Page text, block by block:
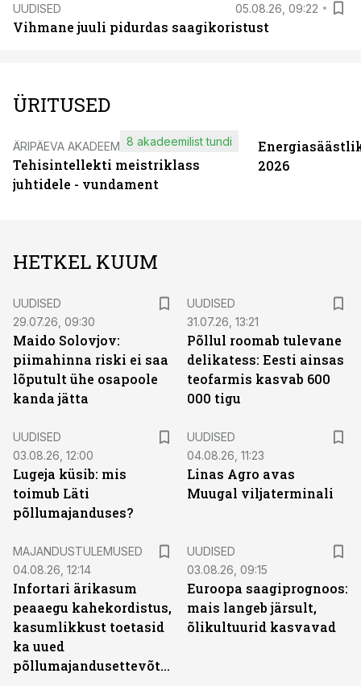
UUDISED 05.08.26, 09:22
Vihmane juuli pidurdas saagikoristust
ÜRITUSED
ÄRIPÄEVA AKADEEMIA
Tehisintellekti meistriklass
juhtidele - vundament
8 akadeemilist tundi
2026
HETKEL KUUM
UUDISED
29.07.26, 09:30
Maido Solovjov:
piimahinna riski ei saa
lõputult ühe osapoole
kanda jätta
UUDISED
31.07.26, 13:21
Põllul roomab tulevane
delikatess: Eesti ainsas
teofarmis kasvab 600
000 tigu
UUDISED
03.08.26, 12:00
Lugeja küsib: mis
toimub Läti
põllumajanduses?
UUDISED
04.08.26, 11:23
Linas Agro avas
Muugal viljaterminali
MAJANDUSTULEMUSED
04.08.26, 12:14
Infortari ärikasum
peaaegu kahekordistus,
kasumlikkust toetasid
ka uued
põllumajandusettevõtted
UUDISED
03.08.26, 09:15
Euroopa saagiprognoos:
mais langeb järsult,
õlikultuurid kasvavad